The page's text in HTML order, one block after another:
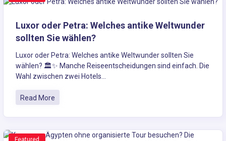
Luxor oder Petra: Welches antike Weltwunder
sollten Sie wählen?
Luxor oder Petra: Welches antike Weltwunder sollten Sie
wählen? 🏛️✨ Manche Reiseentscheidungen sind einfach. Die
Wahl zwischen zwei Hotels...
Read More